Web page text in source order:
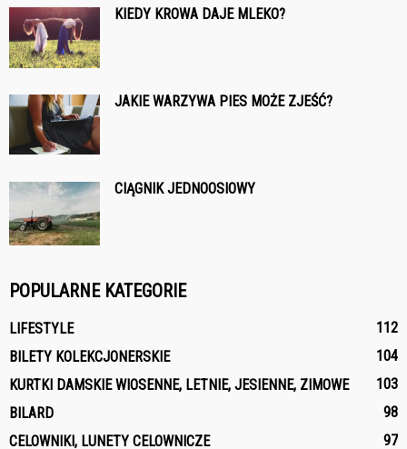
KIEDY KROWA DAJE MLEKO?
JAKIE WARZYWA PIES MOŻE ZJEŚĆ?
CIĄGNIK JEDNOOSIOWY
POPULARNE KATEGORIE
LIFESTYLE
112
BILETY KOLEKCJONERSKIE
104
KURTKI DAMSKIE WIOSENNE, LETNIE, JESIENNE, ZIMOWE
103
BILARD
98
CELOWNIKI, LUNETY CELOWNICZE
97